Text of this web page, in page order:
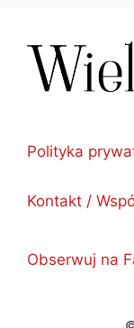
Polityka
Kontakt /
Obserwuj na